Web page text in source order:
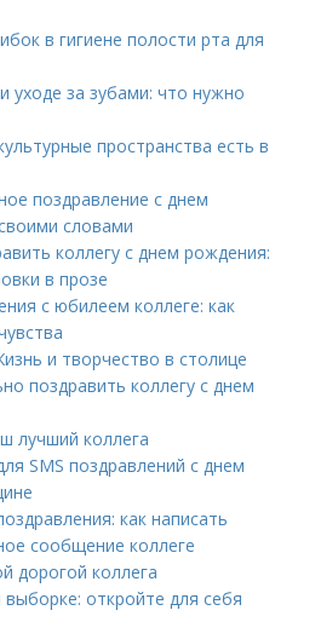
в гигиене полости рта для
уходе за зубами: что нужно
пространства есть в
поздравление с днем
словами
коллегу с днем рождения:
в прозе
с юбилеем коллеге: как
и творчество в столице
поздравить коллегу с днем
лучший коллега
SMS поздравлений с днем
как написать
сообщение коллеге
дорогой коллега
откройте для себя